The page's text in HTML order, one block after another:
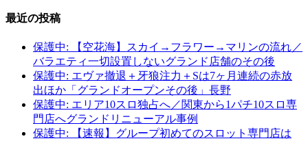
最近の投稿
保護中: 【空花海】スカイ→フラワー→マリンの流れ／
バラエティ一切設置しないグランド店舗のその後
保護中: エヴァ撤退＋牙狼注力＋Sは7ヶ月連続の赤放
出ほか「グランドオープンその後」長野
保護中: エリア10スロ独占へ／関東から1パチ10スロ専
門店へグランドリニューアル事例
保護中: 【速報】グループ初めてのスロット専門店は